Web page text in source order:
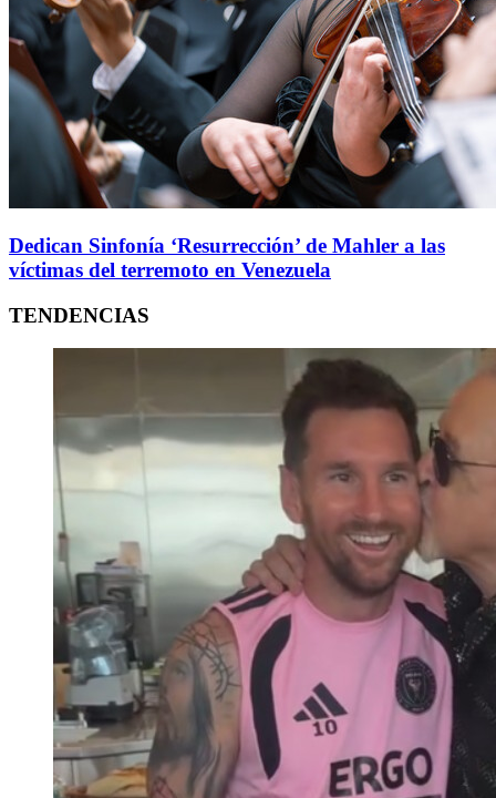
Dedican Sinfonía ‘Resurrección’ de Mahler a las
víctimas del terremoto en Venezuela
TENDENCIAS